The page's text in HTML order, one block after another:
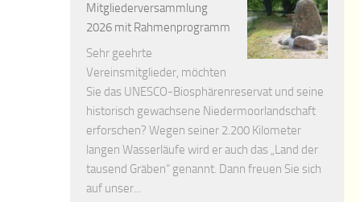
Mitgliederversammlung
2026 mit Rahmenprogramm
Sehr geehrte
Vereinsmitglieder, möchten
Sie das UNESCO-Biosphärenreservat und seine
historisch gewachsene Niedermoorlandschaft
erforschen? Wegen seiner 2.200 Kilometer
langen Wasserläufe wird er auch das „Land der
tausend Gräben“ genannt. Dann freuen Sie sich
auf unser...